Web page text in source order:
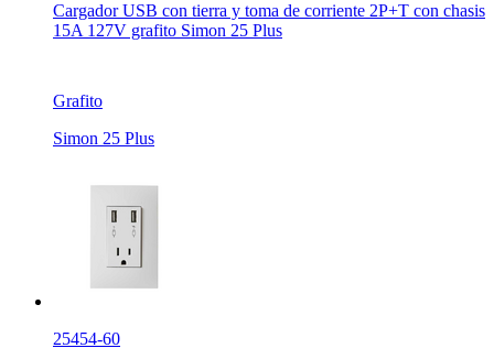
Cargador USB con tierra y toma de corriente 2P+T con chasis
15A 127V grafito Simon 25 Plus
Grafito
Simon 25 Plus
25454-60